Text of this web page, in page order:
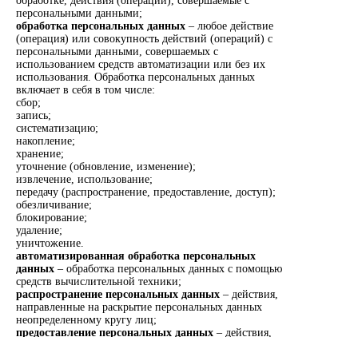
персональными данными;
обработка персональных данных – любое действие
(операция) или совокупность действий (операций) с
персональными данными, совершаемых с
использованием средств автоматизации или без их
использования. Обработка персональных данных
включает в себя в том числе:
сбор;
запись;
систематизацию;
накопление;
хранение;
уточнение (обновление, изменение);
извлечение, использование;
передачу (распространение, предоставление, доступ);
обезличивание;
блокирование;
удаление;
уничтожение.
автоматизированная обработка персональных
данных – обработка персональных данных с помощью
средств вычислительной техники;
распространение персональных данных – действия,
направленные на раскрытие персональных данных
неопределенному кругу лиц;
предоставление персональных данных – действия,